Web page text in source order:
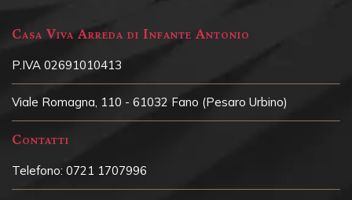
Casa Viva Arreda di Infante Antonio
P.IVA 02691010413
Viale Romagna, 110 - 61032 Fano (Pesaro Urbino)
Contatti
Telefono: 0721 1707996